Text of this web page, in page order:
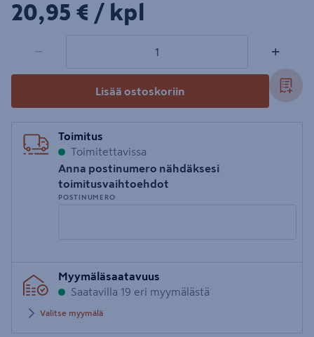
20,95€/kpl
20,95 € / kpl
− +
Lisää ostoskoriin
Toimitus
Toimitettavissa
Anna postinumero nähdäksesi
toimitusvaihtoehdot
POSTINUMERO
postinumero
Myymäläsaatavuus
Saatavilla 19 eri myymälästä
Valitse myymälä